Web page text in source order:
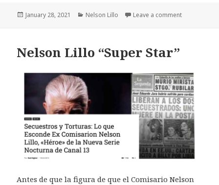
Posted
January 28, 2021 Categories
Nelson Lillo Leave a commenton
Nelson Lillo “Super Star”
Antes de que la figura de que el Comisario Nelson